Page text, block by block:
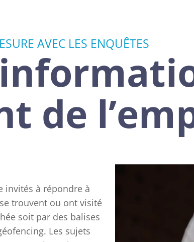
AVEC LES ENQUÊTES
de
invités à répondre à
trouvent ou ont visité
soit par des balises
Les sujets